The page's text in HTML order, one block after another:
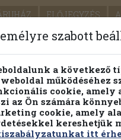
ELŐJEGYZÉS
PILLANATNYI ÁRAINK
Részletes
szabott
a következő
weboldal működéséhez
cookie, amely
az Ön számára
cookie, amely
kereshetjük
itt